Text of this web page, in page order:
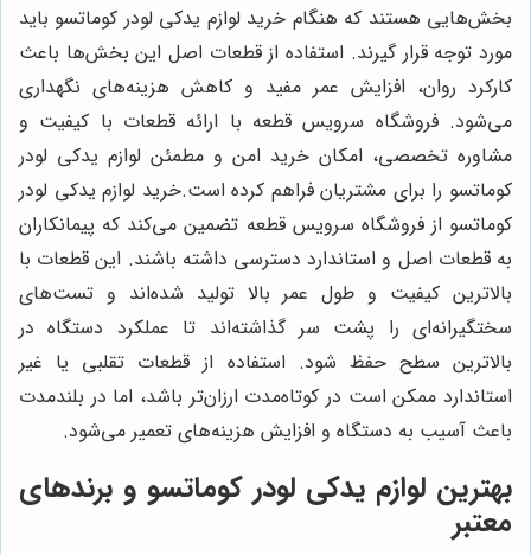
بخش‌هایی هستند که هنگام خرید لوازم یدکی لودر کوماتسو باید
مورد توجه قرار گیرند. استفاده از قطعات اصل این بخش‌ها باعث
کارکرد روان، افزایش عمر مفید و کاهش هزینه‌های نگهداری
می‌شود. فروشگاه سرویس قطعه با ارائه قطعات با کیفیت و
مشاوره تخصصی، امکان خرید امن و مطمئن لوازم یدکی لودر
کوماتسو را برای مشتریان فراهم کرده است.خرید لوازم یدکی لودر
کوماتسو از فروشگاه سرویس قطعه تضمین می‌کند که پیمانکاران
به قطعات اصل و استاندارد دسترسی داشته باشند. این قطعات با
بالاترین کیفیت و طول عمر بالا تولید شده‌اند و تست‌های
سختگیرانه‌ای را پشت سر گذاشته‌اند تا عملکرد دستگاه در
بالاترین سطح حفظ شود. استفاده از قطعات تقلبی یا غیر
استاندارد ممکن است در کوتاه‌مدت ارزان‌تر باشد، اما در بلندمدت
باعث آسیب به دستگاه و افزایش هزینه‌های تعمیر می‌شود.
بهترین لوازم یدکی لودر کوماتسو و برندهای
معتبر